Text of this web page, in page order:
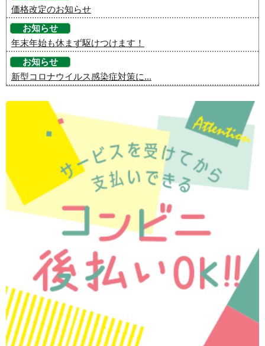
価格改定のお知らせ
お知らせ
年末年始も休まず駆けつけます！
お知らせ
新型コロナウイルス感染症対策に...